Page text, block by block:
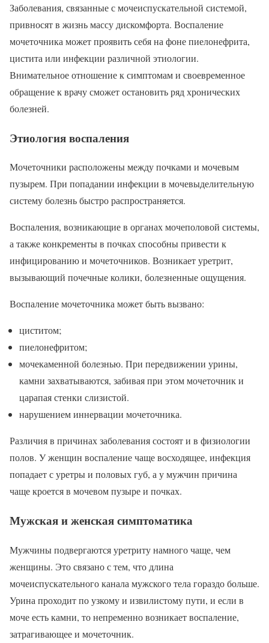
Заболевания, связанные с мочеиспускательной системой,
привносят в жизнь массу дискомфорта. Воспаление
мочеточника может проявить себя на фоне пиелонефрита,
цистита или инфекции различной этиологии.
Внимательное отношение к симптомам и своевременное
обращение к врачу сможет остановить ряд хронических
болезней.
Этиология воспаления
Мочеточники расположены между почками и мочевым
пузырем. При попадании инфекции в мочевыделительную
систему болезнь быстро распространяется.
Воспаления, возникающие в органах мочеполовой системы,
а также конкременты в почках способны привести к
инфицированию и мочеточников. Возникает уретрит,
вызывающий почечные колики, болезненные ощущения.
Воспаление мочеточника может быть вызвано:
циститом;
пиелонефритом;
мочекаменной болезнью. При передвижении урины,
камни захватываются, забивая при этом мочеточник и
царапая стенки слизистой.
нарушением иннервации мочеточника.
Различия в причинах заболевания состоят и в физиологии
полов. У женщин воспаление чаще восходящее, инфекция
попадает с уретры и половых губ, а у мужчин причина
чаще кроется в мочевом пузыре и почках.
Мужская и женская симптоматика
Мужчины подвергаются уретриту намного чаще, чем
женщины. Это связано с тем, что длина
мочеиспускательного канала мужского тела гораздо больше.
Урина проходит по узкому и извилистому пути, и если в
моче есть камни, то непременно возникает воспаление,
затрагивающее и мочеточник.